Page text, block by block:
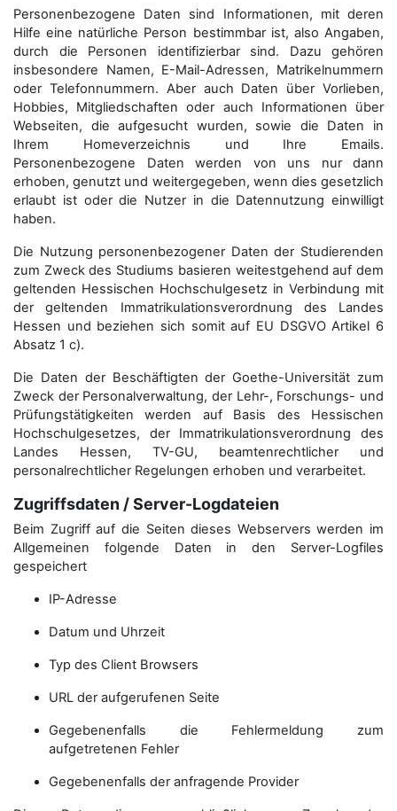
Personenbezogene Daten sind Informationen, mit deren
Hilfe eine natürliche Person bestimmbar ist, also Angaben,
durch die Personen identifizierbar sind. Dazu gehören
insbesondere Namen, E-Mail-Adressen, Matrikelnummern
oder Telefonnummern. Aber auch Daten über Vorlieben,
Hobbies, Mitgliedschaften oder auch Informationen über
Webseiten, die aufgesucht wurden, sowie die Daten in
Ihrem Homeverzeichnis und Ihre Emails.
Personenbezogene Daten werden von uns nur dann
erhoben, genutzt und weitergegeben, wenn dies gesetzlich
erlaubt ist oder die Nutzer in die Datennutzung einwilligt
haben.
Die Nutzung personenbezogener Daten der Studierenden
zum Zweck des Studiums basieren weitestgehend auf dem
geltenden Hessischen Hochschulgesetz in Verbindung mit
der geltenden Immatrikulationsverordnung des Landes
Hessen und beziehen sich somit auf EU DSGVO Artikel 6
Absatz 1 c).
Die Daten der Beschäftigten der Goethe-Universität zum
Zweck der Personal­verwaltung, der Lehr-, Forschungs- und
Prüfungstätigkeiten werden auf Basis des Hessischen
Hochschulgesetzes, der Immatrikulations­verordnung des
Landes Hessen, TV-GU, beamtenrechtlicher und
personalrechtlicher Regelungen erhoben und verarbeitet.
Zugriffsdaten / Server-Logdateien
Beim Zugriff auf die Seiten dieses Webservers werden im
Allgemeinen folgende Daten in den Server-Logfiles
gespeichert
IP-Adresse
Datum und Uhrzeit
Typ des Client Browsers
URL der aufgerufenen Seite
Gegebenenfalls die Fehlermeldung zum
aufgetretenen Fehler
Gegebenenfalls der anfragende Provider